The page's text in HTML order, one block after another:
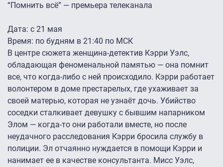
“Помнить всё” — премьера телеканала
Дата: с 21 мая
Время: по будням в 21:40 по МСК
В центре сюжета женщина-детектив Кэрри Уэлс,
обладающая феноменальной памятью — она помнит
все, что когда-либо с ней происходило. Кэрри работает
волонтером в доме престарелых, где ухаживает за
своей матерью, которая не узнаёт дочь. Убийство
соседки сталкивает девушку с бывшим напарником
Элом — когда-то они работали вместе, но после
неудачного расследования Кэрри бросила службу в
полиции. Эл отчаянно нуждается в помощи Кэрри и
нанимает ее в качестве консультанта. Мисс Уэлс,